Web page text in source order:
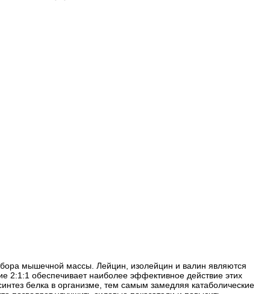
мышечной массы. Лейцин, изолейцин и валин являются
обеспечивает наиболее эффективное действие этих
белка в организме, тем самым замедляя катаболические